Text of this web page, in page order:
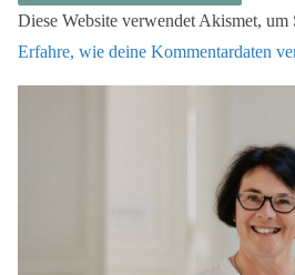
Diese Website verwendet Akismet, um
Erfahre, wie deine Kommentardaten